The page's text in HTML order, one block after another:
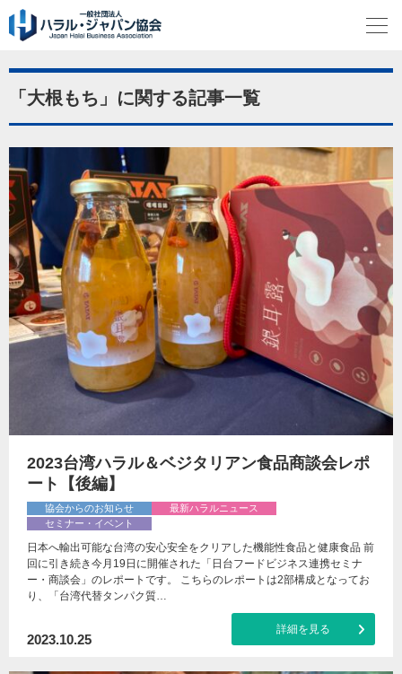
「大根もち」に関する記事一覧
2023台湾ハラル＆ベジタリアン食品商談会レポ
ート【後編】
協会からのお知らせ
最新ハラルニュース
セミナー・イベント
日本へ輸出可能な台湾の安心安全をクリアした機能性食品と健康食品 前
回に引き続き今月19日に開催された「日台フードビジネス連携セミナ
ー・商談会」のレポートです。 こちらのレポートは2部構成となってお
り、「台湾代替タンパク質…
2023.10.25
詳細を見る